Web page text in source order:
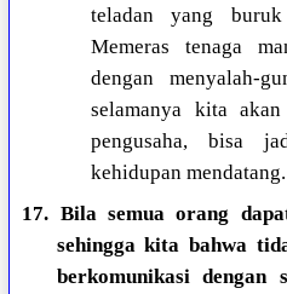
teladan yang
Memeras tenaga
dengan menyalah-
selamanya kita
pengusaha, bisa
kehidupan mendatang.
17. Bila semua orang
sehingga kita bahwa
berkomunikasi dengan